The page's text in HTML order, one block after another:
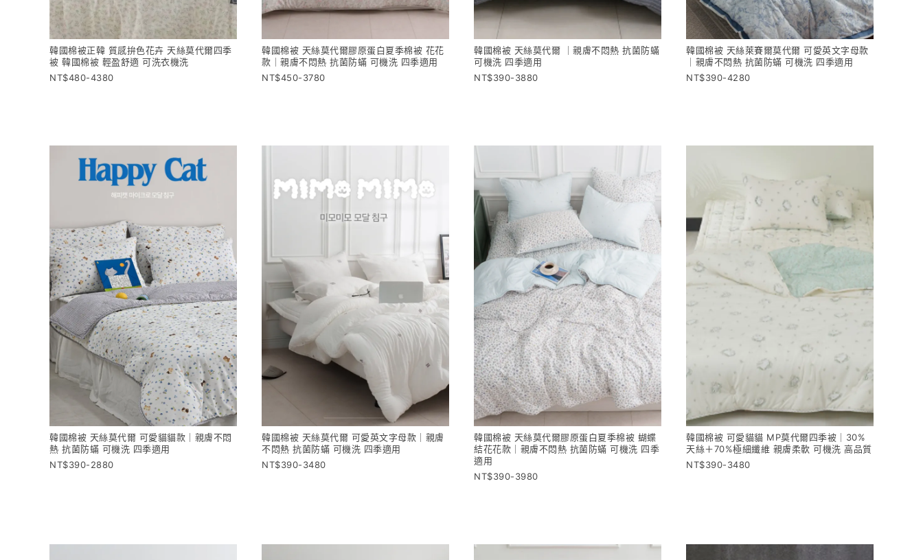
韓國棉被正韓 質感拚色花卉 天絲莫代爾四季
被 韓國棉被 輕盈舒適 可洗衣機洗
480-4380
韓國棉被 天絲莫代爾膠原蛋白夏季棉被 花花
款｜親膚不悶熱 抗菌防蟎 可機洗 四季適用
450-3780
韓國棉被 天絲莫代爾 ｜親膚不悶熱 抗菌防蟎
可機洗 四季適用
390-3880
韓國棉被 天絲萊賽爾莫代爾 可愛英文字母款
｜親膚不悶熱 抗菌防蟎 可機洗 四季適用
390-4280
韓國棉被 天絲莫代爾 可愛貓貓款｜親膚不悶
熱 抗菌防蟎 可機洗 四季適用
390-2880
韓國棉被 天絲莫代爾 可愛英文字母款｜親膚
不悶熱 抗菌防蟎 可機洗 四季適用
390-3480
韓國棉被 天絲莫代爾膠原蛋白夏季棉被 蝴蝶
結花花款｜親膚不悶熱 抗菌防蟎 可機洗 四季
適用
390-3980
韓國棉被 可愛貓貓 MP莫代爾四季被｜30%
天絲＋70%極細纖維 親膚柔軟 可機洗 高品質
390-3480